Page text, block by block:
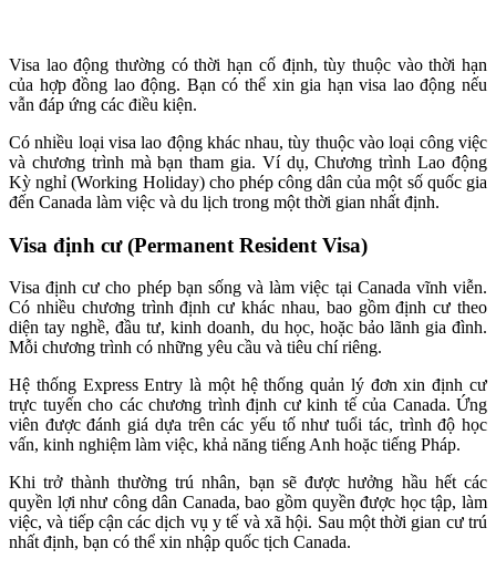
Visa lao động thường có thời hạn cố định, tùy thuộc vào thời hạn
của hợp đồng lao động. Bạn có thể xin gia hạn visa lao động nếu
vẫn đáp ứng các điều kiện.
Có nhiều loại visa lao động khác nhau, tùy thuộc vào loại công việc
và chương trình mà bạn tham gia. Ví dụ, Chương trình Lao động
Kỳ nghỉ (Working Holiday) cho phép công dân của một số quốc gia
đến Canada làm việc và du lịch trong một thời gian nhất định.
Visa định cư (Permanent Resident Visa)
Visa định cư cho phép bạn sống và làm việc tại Canada vĩnh viễn.
Có nhiều chương trình định cư khác nhau, bao gồm định cư theo
diện tay nghề, đầu tư, kinh doanh, du học, hoặc bảo lãnh gia đình.
Mỗi chương trình có những yêu cầu và tiêu chí riêng.
Hệ thống Express Entry là một hệ thống quản lý đơn xin định cư
trực tuyến cho các chương trình định cư kinh tế của Canada. Ứng
viên được đánh giá dựa trên các yếu tố như tuổi tác, trình độ học
vấn, kinh nghiệm làm việc, khả năng tiếng Anh hoặc tiếng Pháp.
Khi trở thành thường trú nhân, bạn sẽ được hưởng hầu hết các
quyền lợi như công dân Canada, bao gồm quyền được học tập, làm
việc, và tiếp cận các dịch vụ y tế và xã hội. Sau một thời gian cư trú
nhất định, bạn có thể xin nhập quốc tịch Canada.